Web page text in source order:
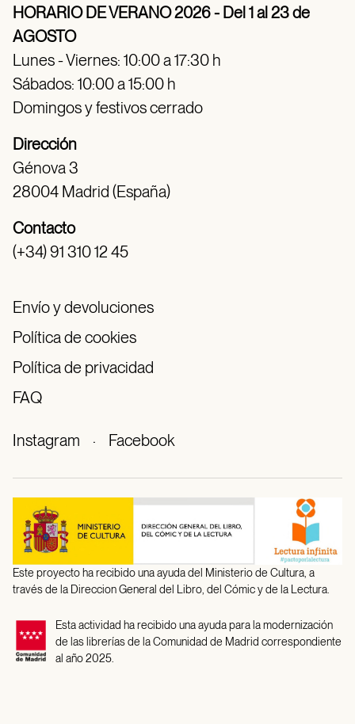
HORARIO DE VERANO 2026 - Del 1 al 23 de
AGOSTO
Lunes - Viernes: 10:00 a 17:30 h
Sábados: 10:00 a 15:00 h
Domingos y festivos cerrado
Dirección
Génova 3
28004 Madrid (España)
Contacto
(+34) 91 310 12 45
Envío y devoluciones
Política de cookies
Política de privacidad
FAQ
Instagram · Facebook
Este proyecto ha recibido una ayuda del Ministerio de Cultura, a
través de la Direccion General del Libro, del Cómic y de la Lectura.
Esta actividad ha recibido una ayuda para la modernización
de las librerías de la Comunidad de Madrid correspondiente
al año 2025.